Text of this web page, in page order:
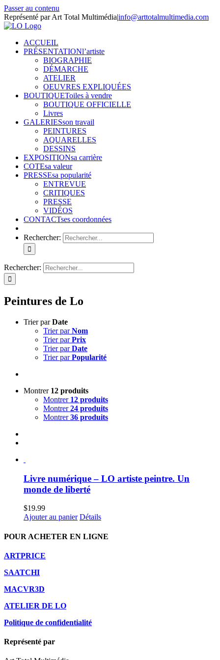
Passer au contenu
Représenté par Art Total Multimédia|info@arttotalmultimedia.com
ACCUEIL
PRÉSENTATIONl’artiste
BIOGRAPHIE
DÉMARCHE
ATELIER
OEUVRES EXPLIQUÉES
BOUTIQUEToiles à vendre
BOUTIQUE OFFICIELLE
Livres
GALERIESson travail
PEINTURES
AQUARELLES
DESSINS
EXPOSITIONsa carrière
COTEsa valeur
PRESSEsa popularité
ENTREVUE
CRITIQUES
PRESSE
VIDÉOS
CONTACTses coordonnées
Rechercher:
Rechercher:
Peintures de Lo
Trier parDate
Trier parNom
Trier parPrix
Trier parDate
Trier parPopularité
Montrer 12 produits
Montrer 12 produits
Montrer24 produits
Montrer36 produits
Livre numérique – LO artiste peintre. Un
monde de liberté
$19.99
Ajouter au panier Détails
POUR ACHETER EN LIGNE
ARTPRICE
SAATCHI
MACVR3D
ATELIER DE LO
Politique de confidentialité
Représenté par